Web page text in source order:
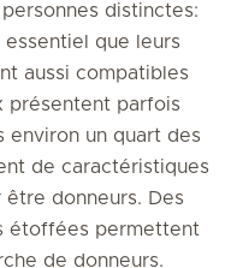
distinctes:
que leurs
aussi compatibles
présentent parfois
environ un quart des
de caractéristiques
donneurs. Des
étoffées permettent
de donneurs.